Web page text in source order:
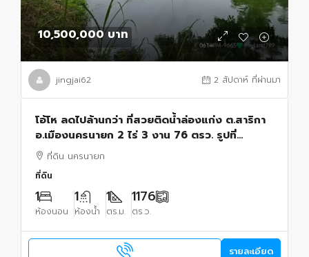
10,500,000 บาท
jingjai62 2 สัปดาห์ ที่ผ่านมา
โอ้โห ลดไปล้านกว่า ที่สวยติดน้ำล่องแก่ง ต.สาริกา
อ.เมืองนครนายก 2 ไร่ 3 งาน 76 ตรว. รูปที่
สี่เหลี่ยมผืนผ้าสวย ติดทางสาธารณะ 2 ด้าน
ที่ดิน นครนายก
ที่ดิน
1
ห้องนอน
1
ห้องน้ำ
1
ตร.ม.
1176
ตร.ว.
รายละเอียด